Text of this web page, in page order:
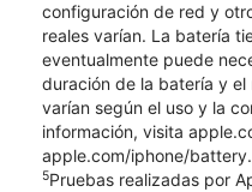
configuración de red y
reales varían. La batería
eventualmente puede
duración de la batería y
varían según el uso y la
información, visita
apple.com/iphone/
5Pruebas realizadas por